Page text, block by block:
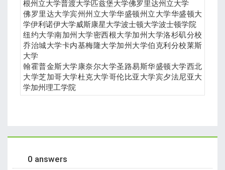
根州立大学普渡大学匹兹堡大学佛罗里达州立大学
佛罗里达大学宾州州立大学华盛顿州立大学华盛顿大
学伊利诺伊大学威斯康星大学波士顿大学波士顿学院
纽约大学南加州大学密西根大学加州大学洛杉矶分校
乔治城大学卡内基梅隆大学加州大学伯克利分校莱斯
大学
翰霍普金斯大学康奈尔大学圣路易斯华盛顿大学西北
大学芝加哥大学杜克大学哥伦比亚大学宾夕法尼亚大
学加州理工学院
0 answers